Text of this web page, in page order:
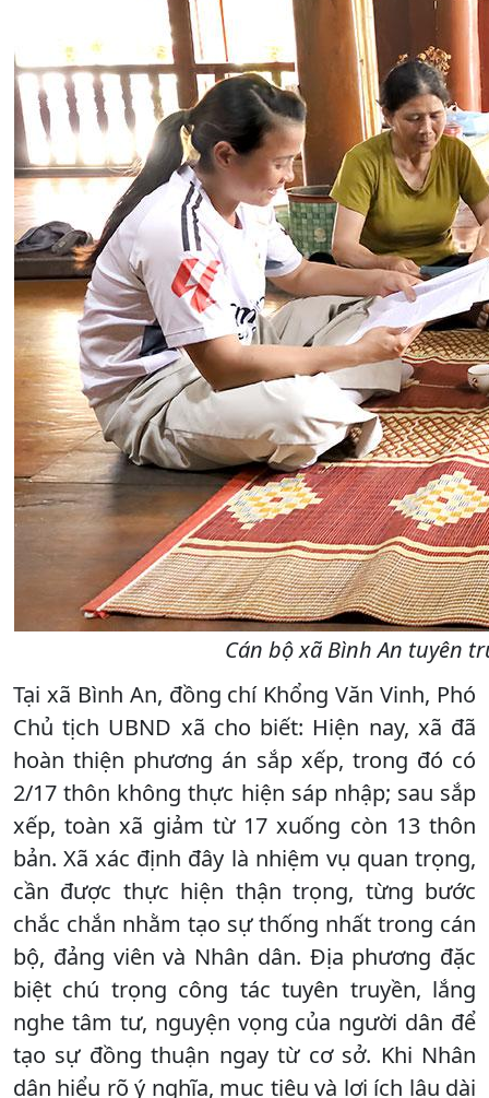
Cán bộ xã Bình An tuyên
Tại xã Bình An, đồng chí Khổng Văn Vinh, Phó
Chủ tịch UBND xã cho biết: Hiện nay, xã đã
hoàn thiện phương án sắp xếp, trong đó có
2/17 thôn không thực hiện sáp nhập; sau sắp
xếp, toàn xã giảm từ 17 xuống còn 13 thôn
bản. Xã xác định đây là nhiệm vụ quan trọng,
cần được thực hiện thận trọng, từng bước
chắc chắn nhằm tạo sự thống nhất trong cán
bộ, đảng viên và Nhân dân. Địa phương đặc
biệt chú trọng công tác tuyên truyền, lắng
nghe tâm tư, nguyện vọng của người dân để
tạo sự đồng thuận ngay từ cơ sở. Khi Nhân
dân hiểu rõ ý nghĩa, mục tiêu và lợi ích lâu dài